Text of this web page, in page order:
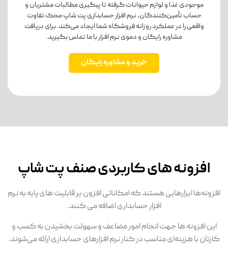
موجودی غذا و لوازم حیوانات گرفته تا پیگیری مطالبات مشتریان و
حساب تأمین‌کنندگان، نرم افزار حسابداری پت شاپ محک تفاوت
واقعی را در عملکرد روزانه فروشگاه شما ایجاد می‌کند. برای دریافت
مشاوره رایگان و دموی نرم افزار با ما تماس بگیرید.
خرید و مشاوره رایگان
افزونه های کاربردی صنف پت شاپ
افزونه‌ها ابزارهایی هستند که امکاناتی افزون بر قابلیت های پایه به نرم
افزار حسابداری اضافه می کنند.
این افزونه ها جهت انجام امور مضاعف و سهولت بخشیدن به کسب و
کارتان با هزینه‌ای مناسب در کنار نرم افزارهای حسابداری ارائه می‌شوند.